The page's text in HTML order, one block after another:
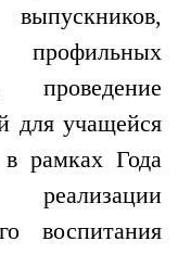
профильных
проведение
для учащейся
рамках Года
воспитания